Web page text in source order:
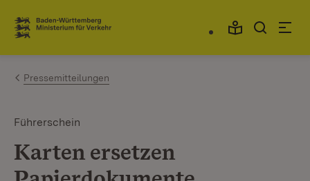
Zum Inhalt springen
Link zur Startseite
Pressemitteilungen
Führerschein
Karten ersetzen